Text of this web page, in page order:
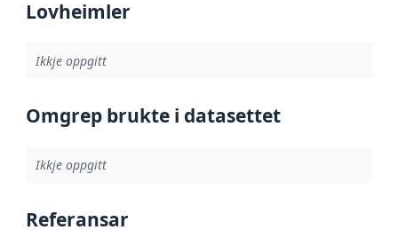
Lovheimler
Ikkje oppgitt
Omgrep brukte i datasettet
Ikkje oppgitt
Referansar